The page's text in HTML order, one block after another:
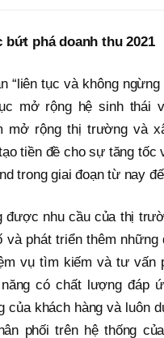
phá doanh thu 2021
“liên tục và không ngừng
mở rộng hệ sinh thái
mở rộng thị trường và
tiền đề cho sự tăng tốc
trong giai đoạn từ nay
được nhu cầu của thị
và phát triển thêm những
vụ tìm kiếm và tư vấn
có chất lượng đáp
của khách hàng và luôn
phối trên hệ thống